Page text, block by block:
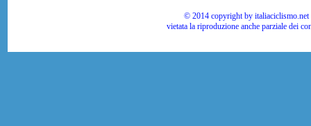
© 2014 copyright by
vietata la riproduzione anche parziale dei